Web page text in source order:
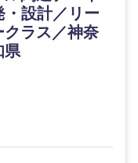
・設計／リー
クラス／神奈
県